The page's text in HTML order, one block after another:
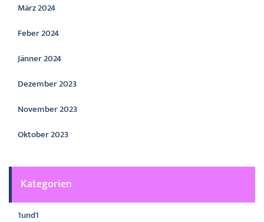
März 2024
Feber 2024
Jänner 2024
Dezember 2023
November 2023
Oktober 2023
Kategorien
1und1